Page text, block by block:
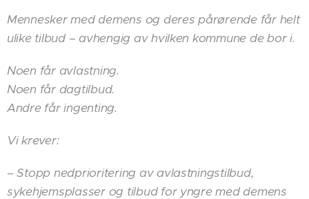
Mennesker med demens og deres pårørende får helt
ulike tilbud – avhengig av hvilken kommune de bor i.
Noen får avlastning.
Noen får dagtilbud.
Andre får ingenting.
Vi krever:
– Stopp nedprioritering av avlastningstilbud,
sykehjemsplasser og tilbud for yngre med demens